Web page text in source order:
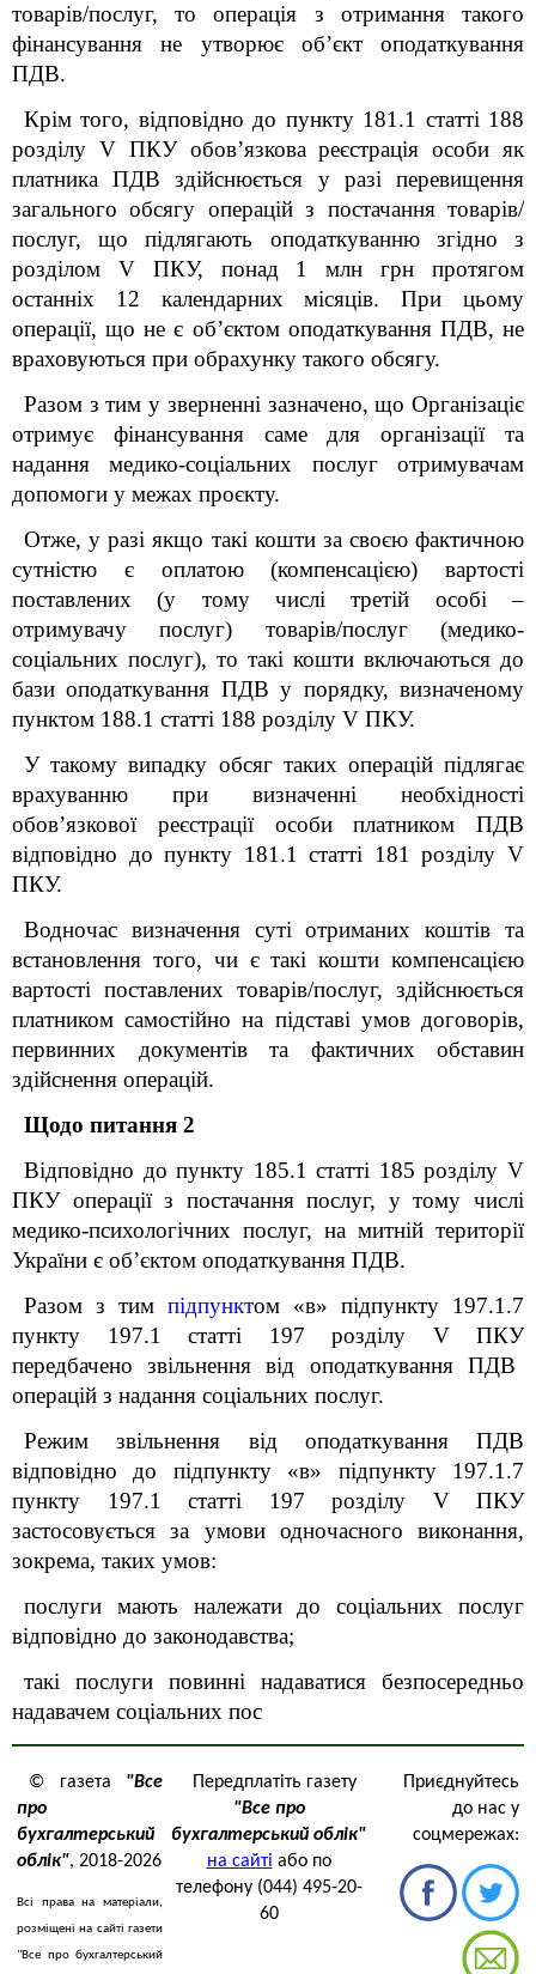
товарів/послуг, то операція з отримання такого
фінансування не утворює об’єкт оподаткування
ПДВ.
Крім того, відповідно до пункту 181.1 статті 188
розділу V ПКУ обов’язкова реєстрація особи як
платника ПДВ здійснюється у разі перевищення
загального обсягу операцій з постачання товарів/
послуг, що підлягають оподаткуванню згідно з
розділом V ПКУ, понад 1 млн грн протягом
останніх 12 календарних місяців. При цьому
операції, що не є об’єктом оподаткування ПДВ, не
враховуються при обрахунку такого обсягу.
Разом з тим у зверненні зазначено, що Організаціє
отримує фінансування саме для організації та
надання медико-соціальних послуг отримувачам
допомоги у межах проєкту.
Отже, у разі якщо такі кошти за своєю фактичною
сутністю є оплатою (компенсацією) вартості
поставлених (у тому числі третій особі –
отримувачу послуг) товарів/послуг (медико-
соціальних послуг), то такі кошти включаються до
бази оподаткування ПДВ у порядку, визначеному
пунктом 188.1 статті 188 розділу V ПКУ.
У такому випадку обсяг таких операцій підлягає
врахуванню при визначенні необхідності
обов’язкової реєстрації особи платником ПДВ
відповідно до пункту 181.1 статті 181 розділу V
ПКУ.
Водночас визначення суті отриманих коштів та
встановлення того, чи є такі кошти компенсацією
вартості поставлених товарів/послуг, здійснюється
платником самостійно на підставі умов договорів,
первинних документів та фактичних обставин
здійснення операцій.
Щодо питання 2
Відповідно до пункту 185.1 статті 185 розділу V
ПКУ операції з постачання послуг, у тому числі
медико-психологічних послуг, на митній території
України є об’єктом оподаткування ПДВ.
Разом з тим підпунктом «в» підпункту 197.1.7
пункту 197.1 статті 197 розділу V ПКУ
передбачено звільнення від оподаткування ПДВ
операцій з надання соціальних послуг.
Режим звільнення від оподаткування ПДВ
відповідно до підпункту«в» підпункту 197.1.7
пункту 197.1 статті 197 розділу V ПКУ
застосовується за умови одночасного виконання,
зокрема, таких умов:
послуги мають належати до соціальних послуг
відповідно до законодавства;
такі послуги повинні надаватися безпосередньо
надавачем соціальних пос
© газета "Все
про
бухгалтерський
облік", 2018-2026
Всі права на матеріали,
розміщені на сайті газети
"Все про бухгалтерський
Передплатіть газету
"Все про
бухгалтерський облік"
на сайті або по
телефону (044) 495-20-
60
Приєднуйтесь
до нас у
соцмережах: